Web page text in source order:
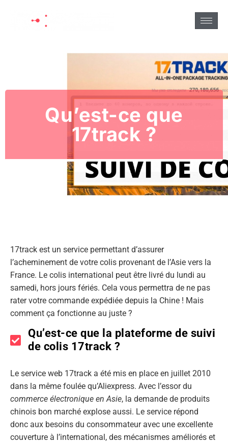
Qu’est-ce que
17track ?
17track est un service permettant d’assurer
l’acheminement de votre colis provenant de l’Asie vers la
France. Le colis international peut être livré du lundi au
samedi, hors jours fériés. Cela vous permettra de ne pas
rater votre commande expédiée depuis la Chine ! Mais
comment ça fonctionne au juste ?
Qu’est-ce que la plateforme de suivi
de colis 17track ?
Le service web 17track a été mis en place en juillet 2010
dans la même foulée qu’Aliexpress. Avec l’essor du
commerce électronique en Asie, la demande de produits
chinois bon marché explose aussi. Le service répond
donc aux besoins du consommateur avec une excellente
couverture à l’international, des mécanismes améliorés et